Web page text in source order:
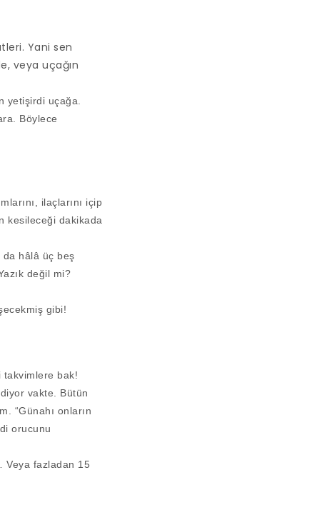
Yani sen
veya uçağın
yetişirdi uçağa.
Böylece
ilaçlarını içip
kesileceği dakikada
da hâlâ üç beş
değil mi?
gibi!
takvimlere bak!
vakte. Bütün
“Günahı onların
orucunu
Veya fazladan 15